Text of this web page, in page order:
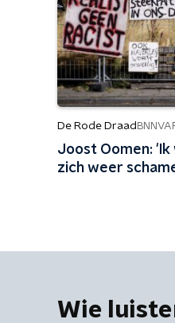
De Rode Draad
Joost Oomen:
zich weer
Wie